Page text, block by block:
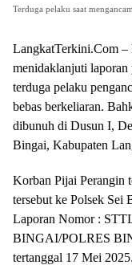
Terduga pelaku saat
LangkatTerkini.Com –
menidaklanjuti laporan
terduga pelaku
bebas berkeliaran.
dibunuh di Dusun I,
Bingai, Kabupaten
Korban Pijai Perangin
tersebut ke Polsek Sei
Laporan Nomor :
BINGAI/POLRES
tertanggal 17 Mei 2025.